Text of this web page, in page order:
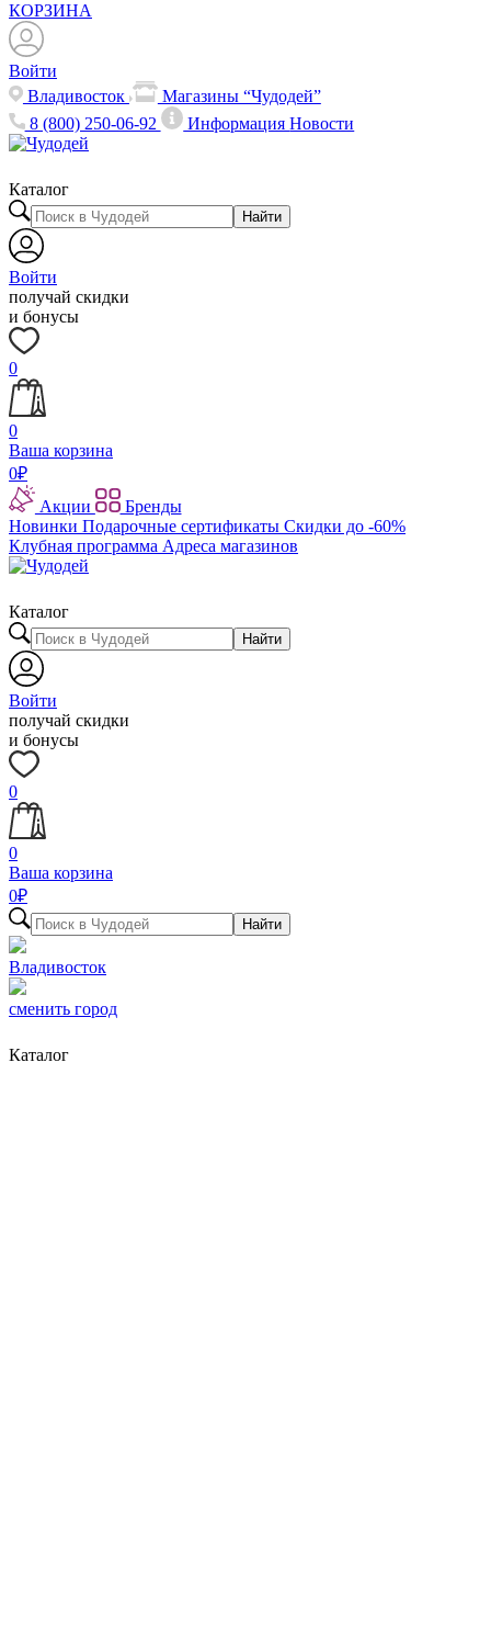
КОРЗИНА
Войти
Владивосток
Магазины “Чудодей”
8 (800) 250-06-92
ИнформацияНовости
Каталог
Найти
Войти
получай скидки
и бонусы
0
0
Ваша корзина
0₽
Акции
Бренды
Новинки Подарочные сертификаты Скидки до -60%
Клубная программа Адреса магазинов
Каталог
Найти
Войти
получай скидки
и бонусы
0
0
Ваша корзина
0₽
Найти
Владивосток
сменить город
Каталог